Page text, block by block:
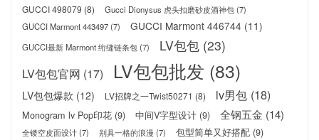
GUCCI 498079 (8) Gucci Dionysus 虎头扣磨砂皮酒神包(7)
GUCCI Marmont 443497(7) GUCCI Marmont 446744 (11)
GUCCI最新 Marmont 绗缝链条包(7) LV包包 (23)
LV包包官网 (17) LV包包批发 (83)
LV包包爆款 (12) LV招牌之一Twist50271 (8) lv男包 (18)
Monogram lv Pop印花 (9) 中间V字型设计 (9) 全钢五金 (14)
全镂空皮面设计(7) 别具一格的浪漫 (7) 包型简单又好搭配 (9)